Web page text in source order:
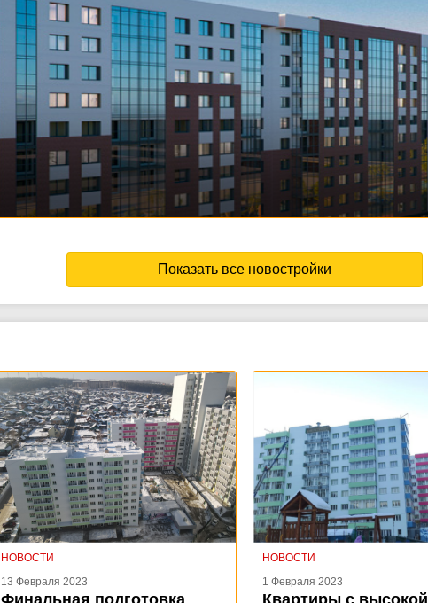
Показать все новостройки
НОВОСТИ
13 Февраля 2023
Финальная подготовка
НОВОСТИ
1 Февраля 2023
Квартиры с высокой